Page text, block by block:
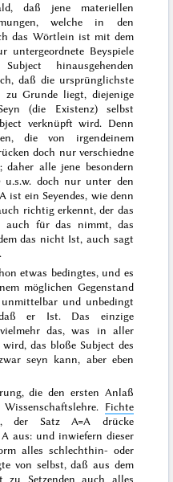
daß jene materiellen
welche in den
das Wörtlein ist mit dem
untergeordnete Beyspiele
hinausgehenden
daß die ursprünglichste
zu Grunde liegt, diejenige
(die Existenz) selbst
verknüpft wird. Denn
die von irgendeinem
doch nur verschiedne
daher alle jene besondern
doch nur unter den
ist ein Seyendes, wie denn
richtig erkennt, der das
für das nimmt, das
das nicht Ist, auch sagt
etwas bedingtes, und es
möglichen Gegenstand
unmittelbar und unbedingt
er Ist. Das einzige
das, was in aller
das bloße Subject des
seyn kann, aber eben
die den ersten Anlaß
Fichte
der Satz A=A drücke
aus: und inwiefern dieser
alles schlechthin- oder
von selbst, daß aus dem
zu Setzenden auch alles